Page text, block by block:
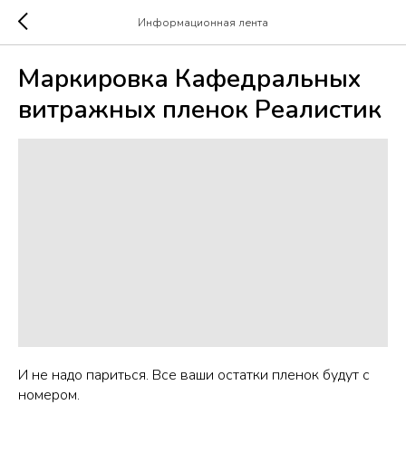
Информационная лента
Маркировка Кафедральных
витражных пленок Реалистик
И не надо париться. Все ваши остатки пленок будут с
номером.